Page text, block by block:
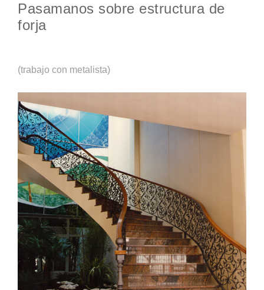
Pasamanos sobre estructura de
forja
(trabajo con metalista)